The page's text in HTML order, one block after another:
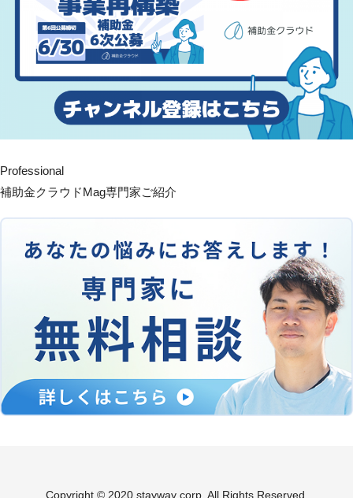
Professional
補助金クラウドMag専門家ご紹介
Copyright © 2020 stayway corp. All Rights Reserved.